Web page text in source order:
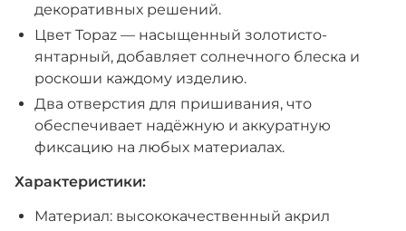
декоративных решений.
Цвет Topaz — насыщенный золотисто-
янтарный, добавляет солнечного блеска и
роскоши каждому изделию.
Два отверстия для пришивания, что
обеспечивает надёжную и аккуратную
фиксацию на любых материалах.
Характеристики:
Материал: высококачественный акрил